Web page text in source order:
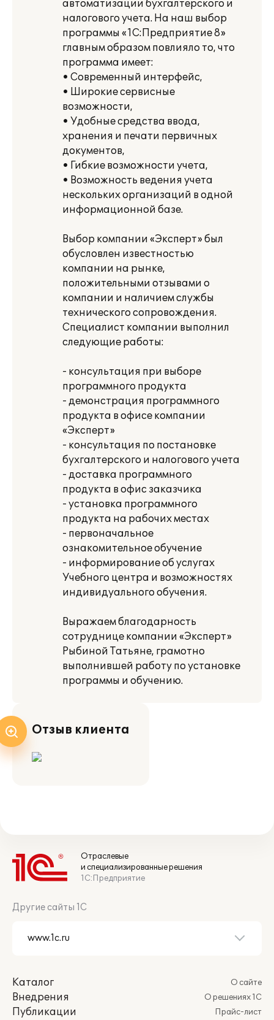
автоматизации бухгалтерского и
налогового учета. На наш выбор
программы «1С:Предприятие 8»
главным образом повлияло то, что
программа имеет:
• Современный интерфейс,
• Широкие сервисные
возможности,
• Удобные средства ввода,
хранения и печати первичных
документов,
• Гибкие возможности учета,
• Возможность ведения учета
нескольких организаций в одной
информационной базе.
Выбор компании «Эксперт» был
обусловлен известностью
компании на рынке,
положительными отзывами о
компании и наличием службы
технического сопровождения.
Специалист компании выполнил
следующие работы:
- консультация при выборе
программного продукта
- демонстрация программного
продукта в офисе компании
«Эксперт»
- консультация по постановке
бухгалтерского и налогового учета
- доставка программного
продукта в офис заказчика
- установка программного
продукта на рабочих местах
- первоначальное
ознакомительное обучение
- информирование об услугах
Учебного центра и возможностях
индивидуального обучения.
Выражаем благодарность
сотруднице компании «Эксперт»
Рыбиной Татьяне, грамотно
выполнившей работу по установке
программы и обучению.
Отзыв клиента
Отраслевые
и специализированные решения
1С:Предприятие
Другие сайты 1С
Каталог
Внедрения
Публикации
О сайте
О решениях 1С
Прайс-лист